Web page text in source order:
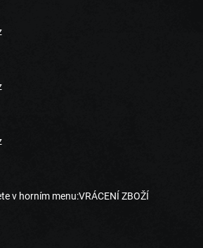
v horním menu:VRÁCENÍ ZBOŽÍ